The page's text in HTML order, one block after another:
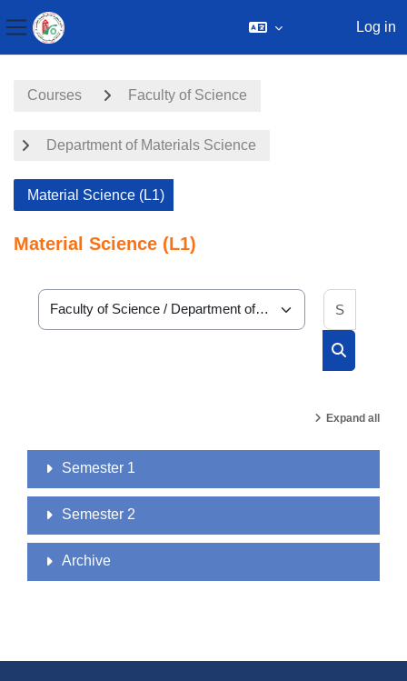
Side panel
Log in
Courses Faculty of Science
Department of Materials Science
Material Science (L1)
Material Science (L1)
Course categories
Expand all
Semester 1
Semester 2
Archive